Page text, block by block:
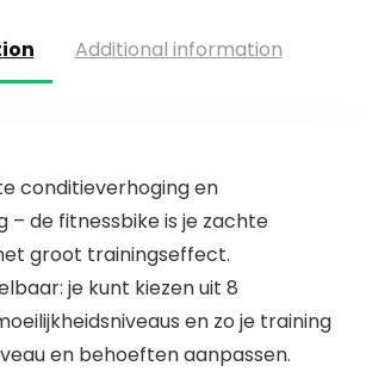
Additional information
conditieverhoging en
– de fitnessbike is je zachte
groot trainingseffect.
je kunt kiezen uit 8
en zo je training
en behoeften aanpassen.